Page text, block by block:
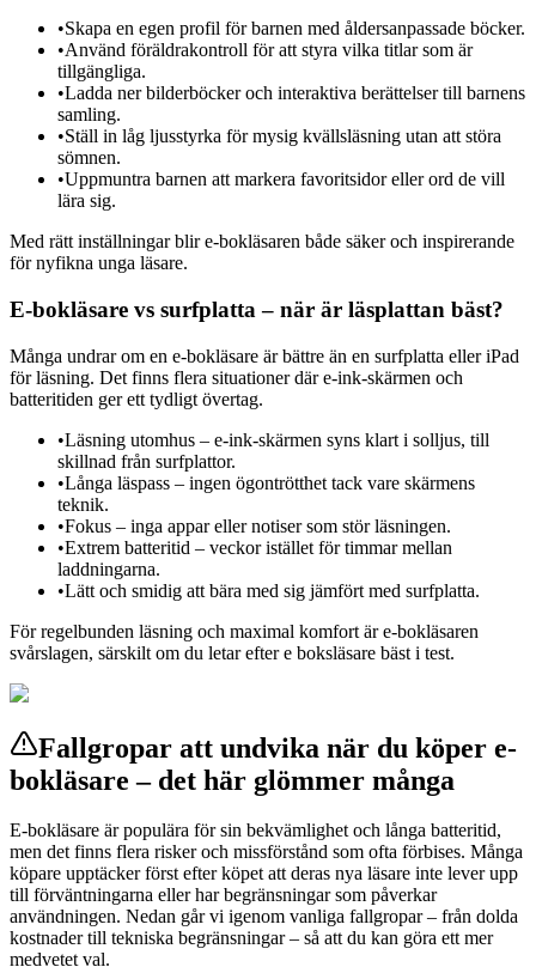
•Skapa en egen profil för barnen med åldersanpassade böcker.
•Använd föräldrakontroll för att styra vilka titlar som är
tillgängliga.
•Ladda ner bilderböcker och interaktiva berättelser till barnens
samling.
•Ställ in låg ljusstyrka för mysig kvällsläsning utan att störa
sömnen.
•Uppmuntra barnen att markera favoritsidor eller ord de vill
lära sig.
Med rätt inställningar blir e-bokläsaren både säker och inspirerande
för nyfikna unga läsare.
E-bokläsare vs surfplatta – när är läsplattan bäst?
Många undrar om en e-bokläsare är bättre än en surfplatta eller iPad
för läsning. Det finns flera situationer där e-ink-skärmen och
batteritiden ger ett tydligt övertag.
•Läsning utomhus – e-ink-skärmen syns klart i solljus, till
skillnad från surfplattor.
•Långa läspass – ingen ögontrötthet tack vare skärmens
teknik.
•Fokus – inga appar eller notiser som stör läsningen.
•Extrem batteritid – veckor istället för timmar mellan
laddningarna.
•Lätt och smidig att bära med sig jämfört med surfplatta.
För regelbunden läsning och maximal komfort är e-bokläsaren
svårslagen, särskilt om du letar efter e boksläsare bäst i test.
Fallgropar att undvika när du köper e-
bokläsare – det här glömmer många
E-bokläsare är populära för sin bekvämlighet och långa batteritid,
men det finns flera risker och missförstånd som ofta förbises. Många
köpare upptäcker först efter köpet att deras nya läsare inte lever upp
till förväntningarna eller har begränsningar som påverkar
användningen. Nedan går vi igenom vanliga fallgropar – från dolda
kostnader till tekniska begränsningar – så att du kan göra ett mer
medvetet val.